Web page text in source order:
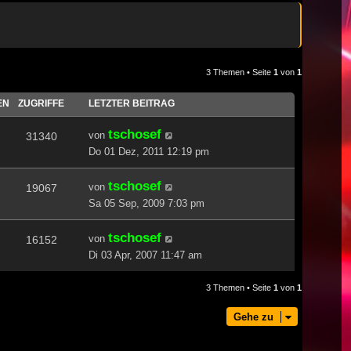
3 Themen • Seite 1 von 1
ZUGRIFFE LETZTER BEITRAG
31340 von tschosef
Do 01 Dez, 2011 12:19 pm
19067 von tschosef
Sa 05 Sep, 2009 7:03 pm
16152 von tschosef
Di 03 Apr, 2007 11:47 am
3 Themen • Seite 1 von 1
Gehe zu